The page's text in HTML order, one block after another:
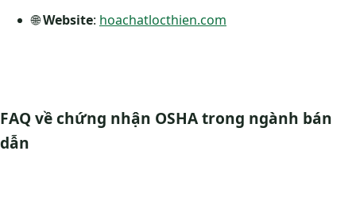
🌐Website: hoachatlocthien.com
FAQ về chứng nhận OSHA trong ngành bán
dẫn